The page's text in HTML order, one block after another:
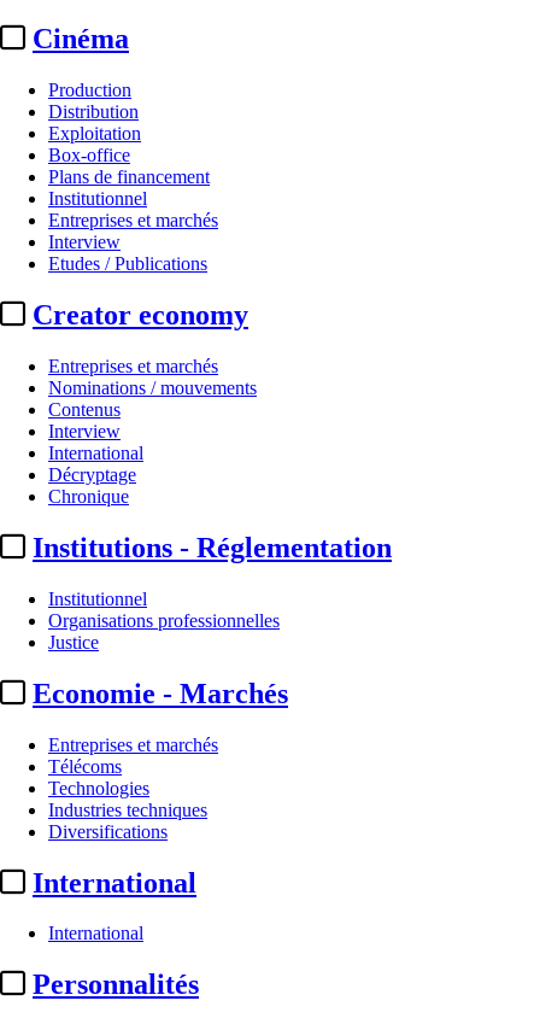
Cinéma
Production
Distribution
Exploitation
Box-office
Plans de financement
Institutionnel
Entreprises et marchés
Interview
Etudes / Publications
Creator economy
Entreprises et marchés
Nominations / mouvements
Contenus
Interview
International
Décryptage
Chronique
Institutions - Réglementation
Institutionnel
Organisations professionnelles
Justice
Economie - Marchés
Entreprises et marchés
Télécoms
Technologies
Industries techniques
Diversifications
International
International
Personnalités